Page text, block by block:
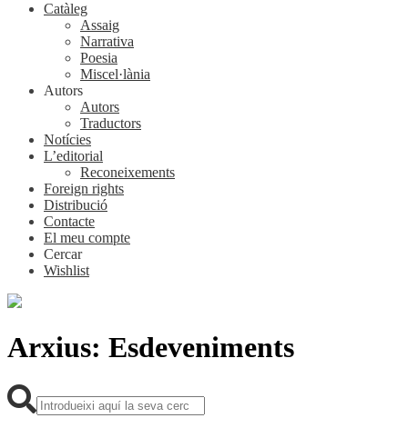
Catàleg
Assaig
Narrativa
Poesia
Miscel·lània
Autors
Autors
Traductors
Notícies
L’editorial
Reconeixements
Foreign rights
Distribució
Contacte
El meu compte
Cercar
Wishlist
Arxius: Esdeveniments